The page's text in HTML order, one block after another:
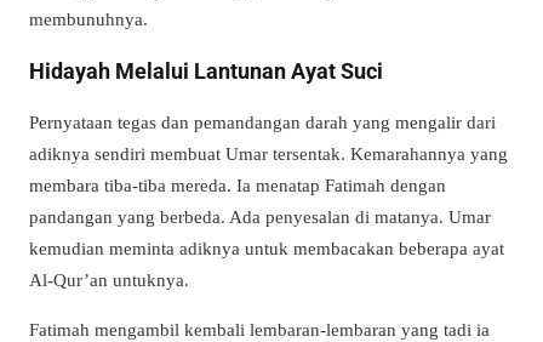
membunuhnya.
Hidayah Melalui Lantunan Ayat Suci
Pernyataan tegas dan pemandangan darah yang mengalir dari
adiknya sendiri membuat Umar tersentak. Kemarahannya yang
membara tiba-tiba mereda. Ia menatap Fatimah dengan
pandangan yang berbeda. Ada penyesalan di matanya. Umar
kemudian meminta adiknya untuk membacakan beberapa ayat
Al-Qur’an untuknya.
Fatimah mengambil kembali lembaran-lembaran yang tadi ia